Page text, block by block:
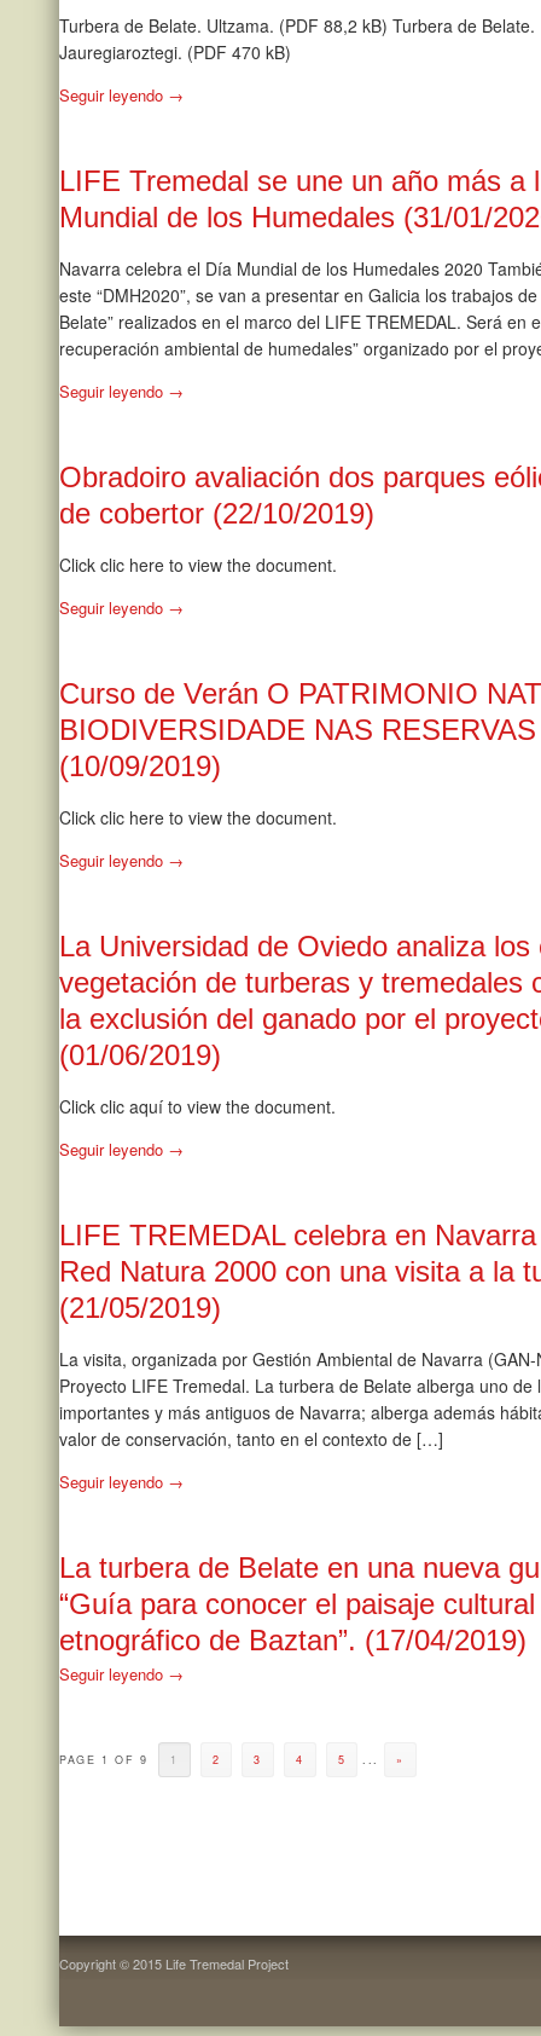
Turbera de Belate. Ultzama. (PDF 88,2 kB) Turbera de
Jauregiaroztegi. (PDF 470 kB)
Seguir leyendo →
LIFE Tremedal se une un año más a
Mundial de los Humedales (31/01/
Navarra celebra el Día Mundial de los Humedales 2020
este “DMH2020”, se van a presentar en Galicia los trabajos
Belate” realizados en el marco del LIFE TREMEDAL. Será en
recuperación ambiental de humedales” organizado por el
Seguir leyendo →
Obradoiro avaliación dos parques
de cobertor (22/10/2019)
Click clic here to view the document.
Seguir leyendo →
Curso de Verán O PATRIMONIO
BIODIVERSIDADE NAS
(10/09/2019)
Click clic here to view the document.
Seguir leyendo →
La Universidad de Oviedo analiza
vegetación de turberas y tremedales
la exclusión del ganado por el
(01/06/2019)
Click clic aquí to view the document.
Seguir leyendo →
LIFE TREMEDAL celebra en
Red Natura 2000 con una visita a la
(21/05/2019)
La visita, organizada por Gestión Ambiental de Navarra
Proyecto LIFE Tremedal. La turbera de Belate alberga uno
importantes y más antiguos de Navarra; alberga además
valor de conservación, tanto en el contexto de […]
Seguir leyendo →
La turbera de Belate en una nueva
“Guía para conocer el paisaje
etnográfico de Baztan”. (17/04/2019)
Seguir leyendo →
PAGE 1 OF 9 1 2 3 4 5 ... »
Copyright © 2015 Life Tremedal Project